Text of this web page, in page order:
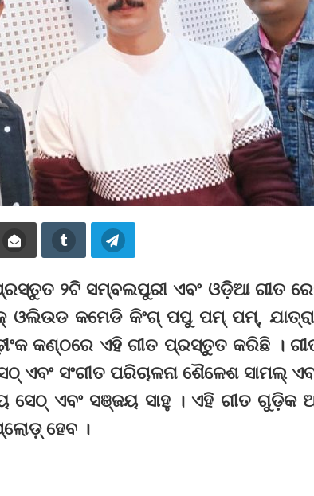
୨ଟି ସମ୍ବଲପୁରୀ ଏବଂ ଓଡ଼ିଆ ଗୀତ
କମେଡି କିଂଗ୍ ପପୁ ପମ୍ ପମ୍, ଯାତ୍ରା
କଣ୍ଠରେ ଏହି ଗୀତ ପ୍ରସ୍ତୁତ କରିଛି ।
ଏବଂ ସଂଗୀତ ପରିଚାଳନା ଶୈଳେଶ ସାମଲ୍
ଏବଂ ସଞ୍ଜୟ ସାହୁ । ଏହି ଗୀତ ଗୁଡ଼ିକ
ହେବ ।